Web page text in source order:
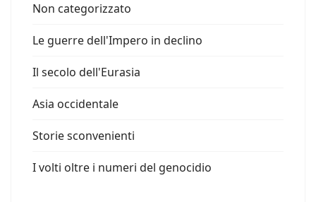
Non categorizzato
Le guerre dell'Impero in declino
Il secolo dell'Eurasia
Asia occidentale
Storie sconvenienti
I volti oltre i numeri del genocidio